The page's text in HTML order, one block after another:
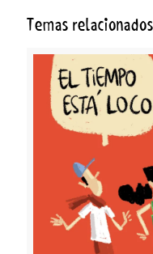
Temas relacionados